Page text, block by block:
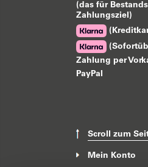
(das für
Zahlungsziel)
Zahlung per
PayPal
Scroll zum
Mein Konto